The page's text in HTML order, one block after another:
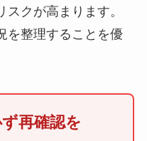
クが高まります。
を整理することを優
再確認を